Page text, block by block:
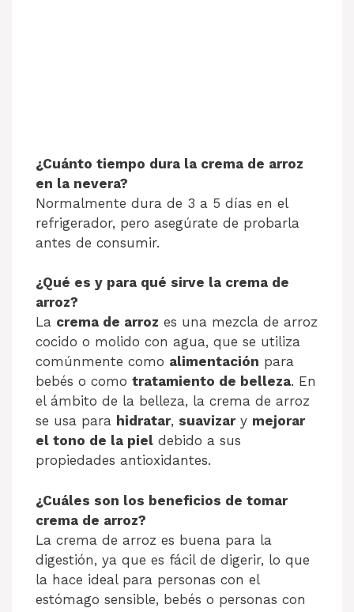
¿Cuánto tiempo dura la crema de arroz
en la nevera?
Normalmente dura de 3 a 5 días en el
refrigerador, pero asegúrate de probarla
antes de consumir.
¿Qué es y para qué sirve la crema de
arroz?
La crema de arroz es una mezcla de arroz
cocido o molido con agua, que se utiliza
comúnmente como alimentación para
bebés o como tratamiento de belleza. En
el ámbito de la belleza, la crema de arroz
se usa para hidratar, suavizary mejorar
el tono de la piel debido a sus
propiedades antioxidantes.
¿Cuáles son los beneficios de tomar
crema de arroz?
La crema de arroz es buena para la
digestión, ya que es fácil de digerir, lo que
la hace ideal para personas con el
estómago sensible, bebés o personas con